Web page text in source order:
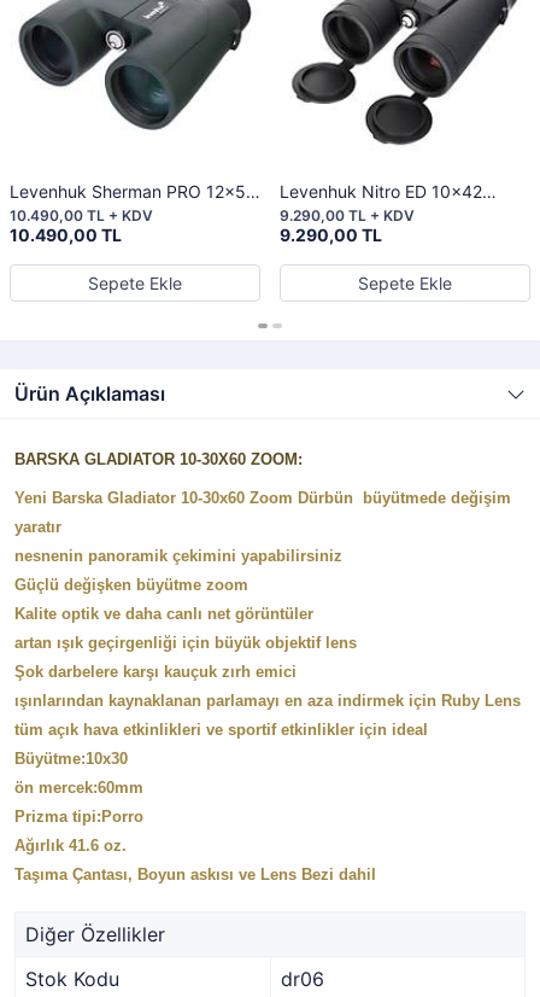
Levenhuk Sherman PRO 12x50
Binoküler Dürbün
10.490,00 TL
10.490,00 TL + KDV
Sepete Ekle
Levenhuk Nitro ED 10x42
Binoküler Dürbün
9.290,00 TL
9.290,00 TL + KDV
Sepete Ekle
Ürün Açıklaması
BARSKA GLADIATOR 10-30X60 ZOOM:
Yeni Barska Gladiator 10-30x60 Zoom Dürbün büyütmede değişim
yaratır
nesnenin panoramik çekimini yapabilirsiniz
Güçlü değişken büyütme zoom
Kalite optik ve daha canlı net görüntüler
artan ışık geçirgenliği için büyük objektif lens
Şok darbelere karşı kauçuk zırh emici
ışınlarından kaynaklanan parlamayı en aza indirmek için Ruby Lens
tüm açık hava etkinlikleri ve sportif etkinlikler için ideal
Büyütme:10x30
ön mercek:60mm
Prizma tipi:Porro
Ağırlık 41.6 oz.
Taşıma Çantası, Boyun askısı ve Lens Bezi dahil
Diğer Özellikler
Stok Kodu
dr06